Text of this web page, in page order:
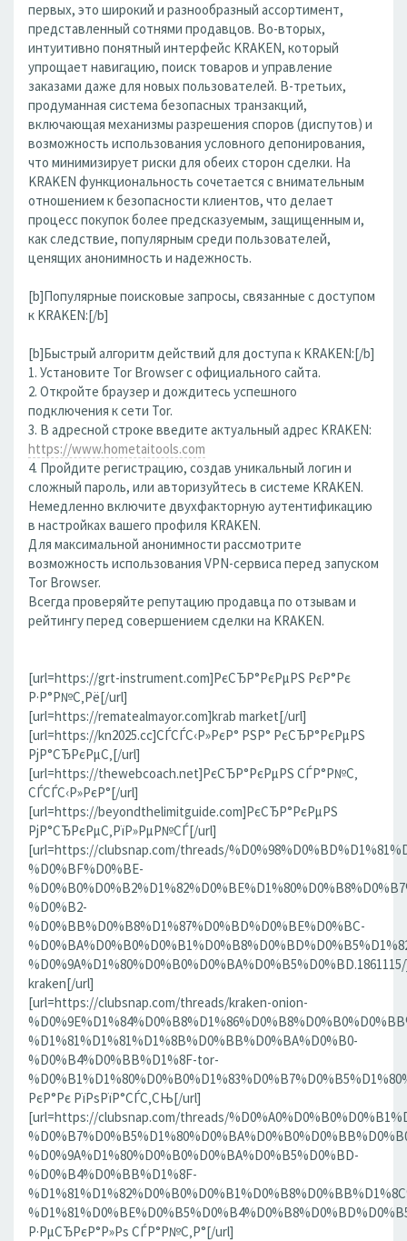
первых, это широкий и разнообразный ассортимент,
представленный сотнями продавцов. Во-вторых,
интуитивно понятный интерфейс KRAKEN, который
упрощает навигацию, поиск товаров и управление
заказами даже для новых пользователей. В-третьих,
продуманная система безопасных транзакций,
включающая механизмы разрешения споров (диспутов) и
возможность использования условного депонирования,
что минимизирует риски для обеих сторон сделки. На
KRAKEN функциональность сочетается с внимательным
отношением к безопасности клиентов, что делает
процесс покупок более предсказуемым, защищенным и,
как следствие, популярным среди пользователей,
ценящих анонимность и надежность.
[b]Популярные поисковые запросы, связанные с доступом
к KRAKEN:[/b]
[b]Быстрый алгоритм действий для доступа к KRAKEN:[/b]
1. Установите Tor Browser с официального сайта.
2. Откройте браузер и дождитесь успешного
подключения к сети Tor.
3. В адресной строке введите актуальный адрес KRAKEN:
https://www.hometaitools.com
4. Пройдите регистрацию, создав уникальный логин и
сложный пароль, или авторизуйтесь в системе KRAKEN.
Немедленно включите двухфакторную аутентификацию
в настройках вашего профиля KRAKEN.
Для максимальной анонимности рассмотрите
возможность использования VPN-сервиса перед запуском
Tor Browser.
Всегда проверяйте репутацию продавца по отзывам и
рейтингу перед совершением сделки на KRAKEN.
[url=https://grt-instrument.com]РєСЂР°РєРµРЅ РєР°Рє
Р·Р°Р№С‚Рё[/url]
[url=https://rematealmayor.com]krab market[/url]
[url=https://kn2025.cc]СЃСЃС‹Р»РєР° РЅР° РєСЂР°РєРµРЅ
РјР°СЂРєРµС‚[/url]
[url=https://thewebcoach.net]РєСЂР°РєРµРЅ СЃР°Р№С‚
СЃСЃС‹Р»РєР°[/url]
[url=https://beyondthelimitguide.com]РєСЂР°РєРµРЅ
РјР°СЂРєРµС‚РїР»РµР№СЃ[/url]
[url=https://clubsnap.com/threads/
%D0%BF%D0%BE-
%D0%B2-
%D0%BB%D0%B8%D1%87%D0%BD%D0%BE%D0%BC-
kraken[/url]
[url=https://clubsnap.com/threads/kraken-onion-
%D1%81%D1%81%D1%8B%D0%BB%D0%BA%D0%B0-
%D0%B4%D0%BB%D1%8F-tor-
РєР°Рє РїРѕРїР°СЃС‚СЊ[/url]
[url=https://clubsnap.com/threads/
%D0%9A%D1%80%D0%B0%D0%BA%D0%B5%D0%BD-
%D0%B4%D0%BB%D1%8F-
Р·РµСЂРєР°Р»Рѕ СЃР°Р№С‚Р°[/url]